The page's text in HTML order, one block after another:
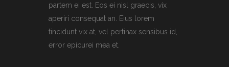
partem ei est. Eos ei nisl graecis, vix
aperiri consequat an. Eius lorem
tincidunt vix at, vel pertinax sensibus id,
error epicurei mea et.